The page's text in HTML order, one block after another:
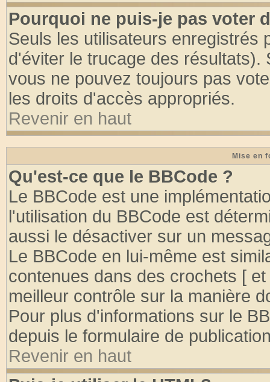
Pourquoi ne puis-je pas voter
Seuls les utilisateurs enregistrés
d'éviter le trucage des
vous ne pouvez toujours pas
les droits d'accès appropriés.
Revenir en haut
Mise en
Qu'est-ce que le BBCode ?
Le BBCode est une
l'utilisation du BBCode est
aussi le désactiver sur un
Le BBCode en lui-même est
contenues dans des crochets [
meilleur contrôle sur la manière
Pour plus d'informations sur le
depuis le formulaire de
Revenir en haut